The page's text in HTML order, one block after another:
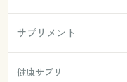
サプリメント
健康サプリ